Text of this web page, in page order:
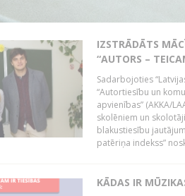
IZSTRĀDĀTS
“AUTORS –
Sadarbojoties
“Autortiesību un
apvienības” (AKKA/
skolēniem un
blakustiesību
patēriņa indekss”
KĀDAS IR